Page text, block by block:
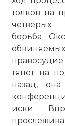
толков на
четверых
борьба
тянет на
назад,
иски.